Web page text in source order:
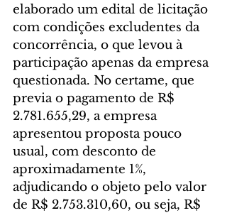
elaborado um edital de licitação
com condições excludentes da
concorrência, o que levou à
participação apenas da empresa
questionada. No certame, que
previa o pagamento de R$
2.781.655,29, a empresa
apresentou proposta pouco
usual, com desconto de
aproximadamente 1%,
adjudicando o objeto pelo valor
de R$ 2.753.310,60, ou seja, R$